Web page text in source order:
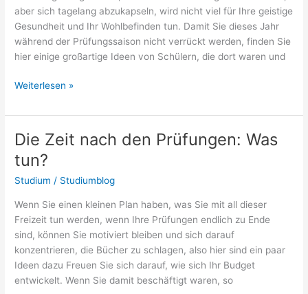
aber sich tagelang abzukapseln, wird nicht viel für Ihre geistige
Gesundheit und Ihr Wohlbefinden tun. Damit Sie dieses Jahr
während der Prüfungssaison nicht verrückt werden, finden Sie
hier einige großartige Ideen von Schülern, die dort waren und
Mit
während
der
Prüfungszeit
umgehen
Weiterlesen »
Die Zeit nach den Prüfungen: Was
tun?
Studium / Studiumblog
Wenn Sie einen kleinen Plan haben, was Sie mit all dieser
Freizeit tun werden, wenn Ihre Prüfungen endlich zu Ende
sind, können Sie motiviert bleiben und sich darauf
konzentrieren, die Bücher zu schlagen, also hier sind ein paar
Ideen dazu Freuen Sie sich darauf, wie sich Ihr Budget
entwickelt. Wenn Sie damit beschäftigt waren, so